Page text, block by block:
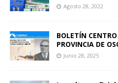
Agosto 28, 2022
BOLETÍN
PROVINCIA DE
Junio 28, 2025